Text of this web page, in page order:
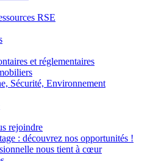
RSE
et réglementaires
Sécurité, Environnement
rejoindre
: découvrez nos opportunités !
nous tient à cœur